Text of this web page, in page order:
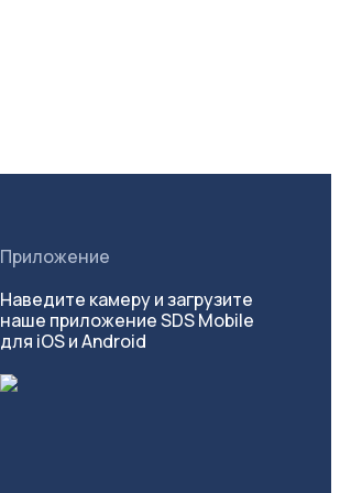
Приложение
Наведите камеру и загрузите
наше приложение SDS Mobile
для iOS и Android